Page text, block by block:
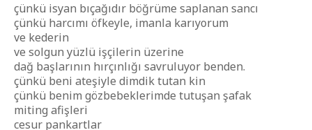
çünkü isyan bıçağıdır böğrüme saplanan sancı
çünkü harcımı öfkeyle, imanla karıyorum
ve kederin
ve solgun yüzlü işçilerin üzerine
dağ başlarının hırçınlığı savruluyor benden.
çünkü beni ateşiyle dimdik tutan kin
çünkü benim gözbebeklerimde tutuşan şafak
miting afişleri
cesur pankartlar